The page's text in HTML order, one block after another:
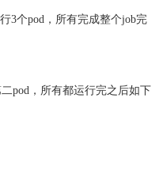
3个pod，所有完成整个job完
pod，所有都运行完之后如下